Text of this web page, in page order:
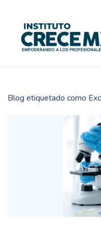
content
Blog etiquetado como